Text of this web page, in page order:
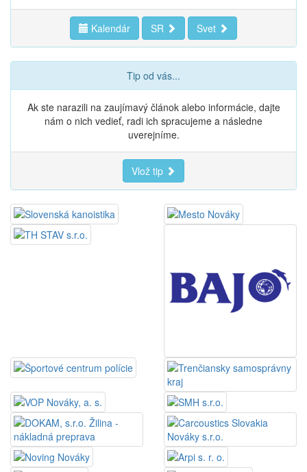
Kalendár SR Svet
Tip od vás...
Ak ste narazili na zaujímavý článok alebo informácie, dajte
nám o nich vedieť, radi ich spracujeme a následne
uverejníme.
Vlož tip